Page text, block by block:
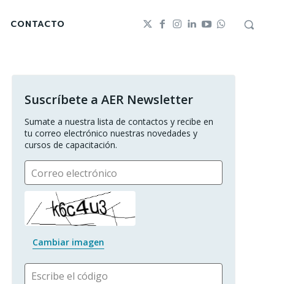
CONTACTO
Suscríbete a AER Newsletter
Sumate a nuestra lista de contactos y recibe en
tu correo electrónico nuestras novedades y
cursos de capacitación.
Correo electrónico
Cambiar imagen
Escribe el código